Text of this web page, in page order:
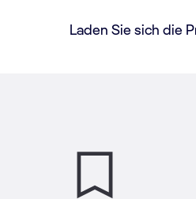
Laden Sie sich die